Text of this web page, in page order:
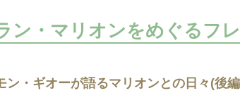
ン・マリオンをめぐるフ
ン・ギオーが語るマリオンとの日々(後